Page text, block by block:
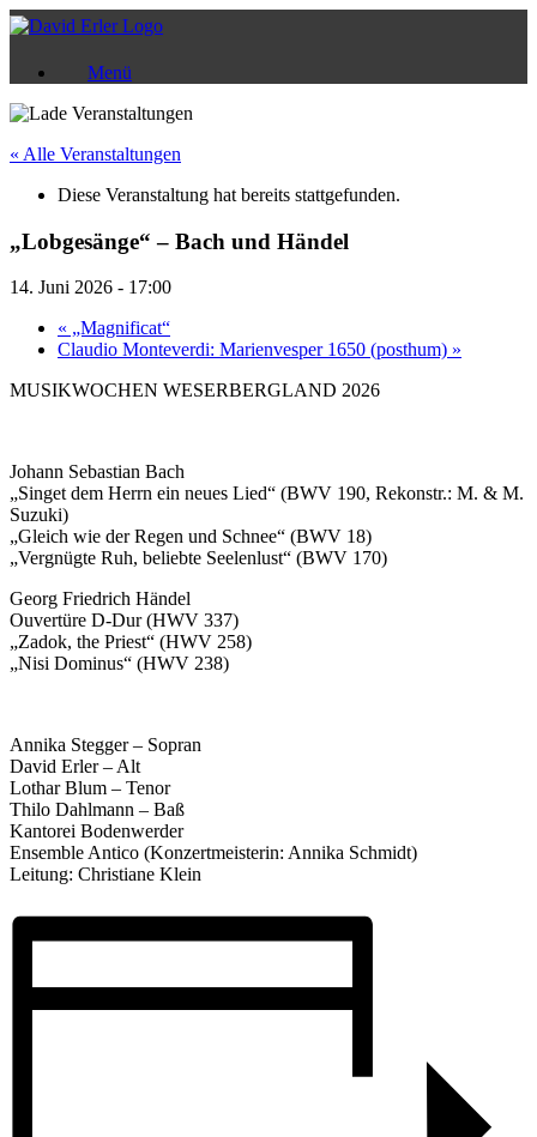
Zum
Inhalt
Menü
« Alle Veranstaltungen
Diese Veranstaltung hat bereits stattgefunden.
„Lobgesänge“ – Bach und Händel
14. Juni 2026 - 17:00
« „Magnificat“
Claudio Monteverdi: Marienvesper 1650 (posthum) »
MUSIKWOCHEN WESERBERGLAND 2026
Johann Sebastian Bach
„Singet dem Herrn ein neues Lied“ (BWV 190, Rekonstr.: M. & M.
Suzuki)
„Gleich wie der Regen und Schnee“ (BWV 18)
„Vergnügte Ruh, beliebte Seelenlust“ (BWV 170)
Georg Friedrich Händel
Ouvertüre D-Dur (HWV 337)
„Zadok, the Priest“ (HWV 258)
„Nisi Dominus“ (HWV 238)
Annika Stegger – Sopran
David Erler – Alt
Lothar Blum – Tenor
Thilo Dahlmann – Baß
Kantorei Bodenwerder
Ensemble Antico (Konzertmeisterin: Annika Schmidt)
Leitung: Christiane Klein